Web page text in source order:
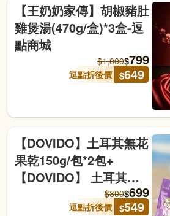
【王奶奶家傳】胡椒豬肚
雞煲湯(470g/盒)*3盒-逗
點商城
$1,000$799
逗點折後價 $649
【DOVIDO】土耳其無花
果乾150g/包*2包+
【DOVIDO】 土耳其杏
桃乾140g/包*2包-逗點商
$800$699
逗點折後價 $549